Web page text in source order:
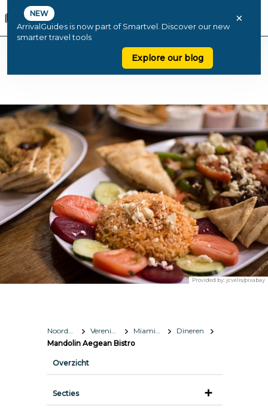
NEW
ArrivalGuides is now part of Smartvel. Discover our new
smarter travel tools
Explore our blog
×
Provided by: jcvelis/pixabay
Noord-Amerika Verenigde Staten Miami, Florida
Dineren
Mandolin Aegean Bistro
Overzicht
Secties